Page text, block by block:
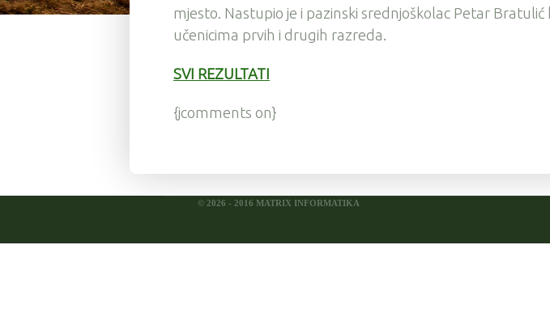
mjesto. Nastupio je i pazinski srednjoškolac Petar
učenicima prvih i drugih razreda.
SVI REZULTATI
{jcomments on}
© 2026 - 2016 MATRIX INFORMATIKA